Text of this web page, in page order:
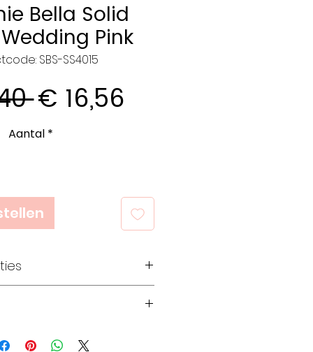
Bella Solid
Wedding Pink
SBS-SS4015
Normale
prijs
€ 16,56
Aantal *